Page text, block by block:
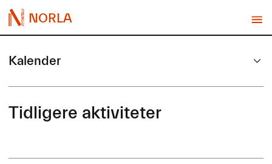
NORLA
Kalender
Tidligere aktiviteter